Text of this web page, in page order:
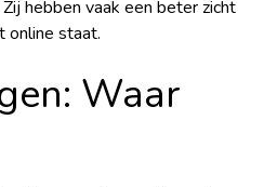
hebben vaak een beter zicht
online staat.
Waar